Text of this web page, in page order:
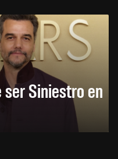
Siniestro en